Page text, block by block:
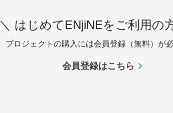
＼ はじめてENjiNEをご利用の
プロジェクトの購入には会員登録（無料）が
会員登録はこちら